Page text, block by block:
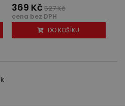
369 Kč 527 Kč
cena bez DPH
DO KOŠÍKU